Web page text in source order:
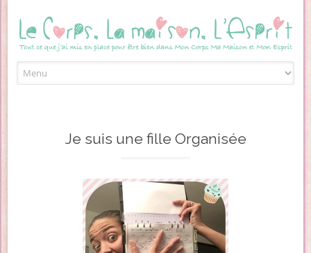
Je suis une fille Organisée